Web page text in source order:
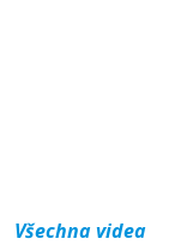
Všechna videa